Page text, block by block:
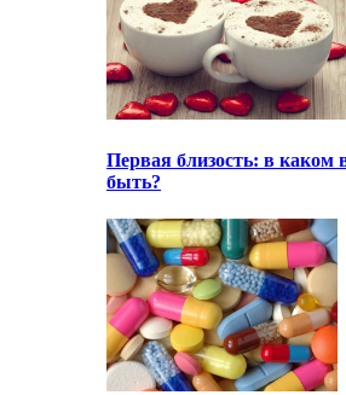
Первая близость: в каком
быть?